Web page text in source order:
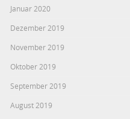
Januar 2020
Dezember 2019
November 2019
Oktober 2019
September 2019
August 2019